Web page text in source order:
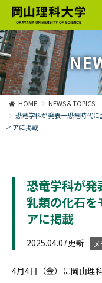
HOME
NEWS＆TOPICS
恐竜学科が発表ー恐竜時代
ィアに掲載
恐竜学科が
乳類の化石を
アに掲載
2025.04.07更新
4月4日（金）に岡山理